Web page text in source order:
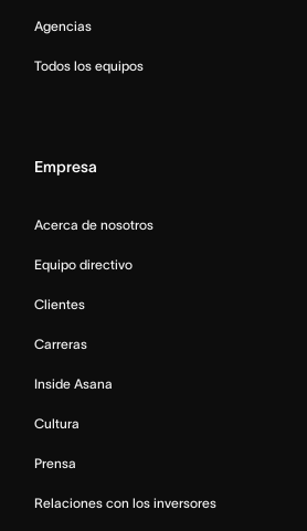
Agencias
Todos los equipos
Empresa
Acerca de nosotros
Equipo directivo
Clientes
Carreras
Inside Asana
Cultura
Prensa
Relaciones con los inversores